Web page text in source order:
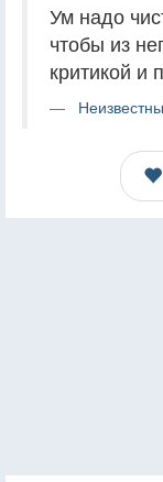
Ум надо
чтобы из
критикой и